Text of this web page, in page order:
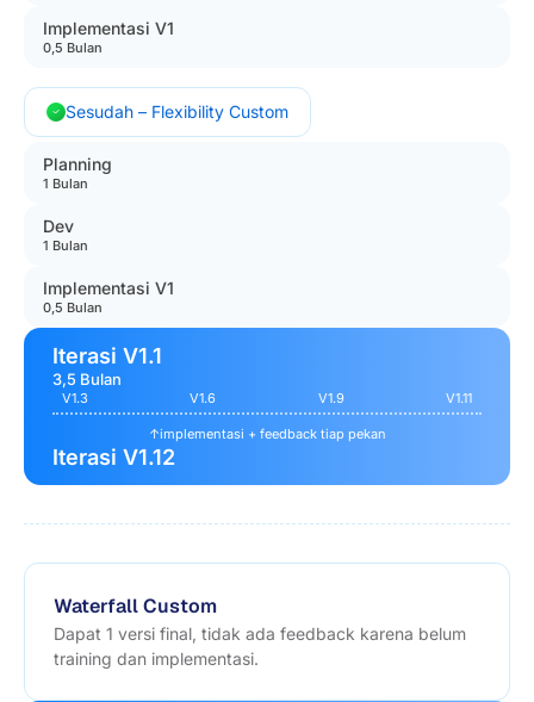
Implementasi V1
0,5 Bulan
Sesudah – Flexibility Custom
Planning
1 Bulan
Dev
1 Bulan
Implementasi V1
0,5 Bulan
Iterasi V1.1
3,5 Bulan
V1.3 V1.6 V1.9 V1.11
↑implementasi + feedback tiap pekan
Iterasi V1.12
Waterfall Custom
Dapat 1 versi final, tidak ada feedback karena belum
training dan implementasi.